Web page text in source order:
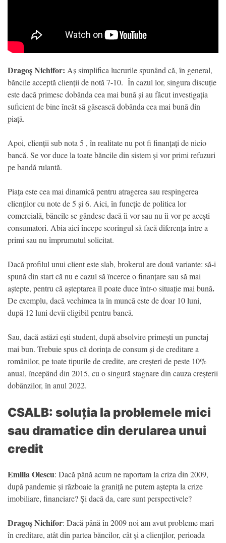
Dragoș Nichifor: Aș simplifica lucrurile spunând că, în general,
băncile acceptă clienții de notă 7-10. În cazul lor, singura discuție
este dacă primesc dobânda cea mai bună și au făcut investigația
suficient de bine încât să găsească dobânda cea mai bună din
piață.
Apoi, clienții sub nota 5 , în realitate nu pot fi finanțați de nicio
bancă. Se vor duce la toate băncile din sistem și vor primi refuzuri
pe bandă rulantă.
Piața este cea mai dinamică pentru atragerea sau respingerea
clienților cu note de 5 și 6. Aici, în funcție de politica lor
comercială, băncile se gândesc dacă îi vor sau nu îi vor pe acești
consumatori. Abia aici începe scoringul să facă diferența între a
primi sau nu împrumutul solicitat.
Dacă profilul unui client este slab, brokerul are două variante: să-i
spună din start că nu e cazul să încerce o finanțare sau să mai
aștepte, pentru că așteptarea îl poate duce într-o situație mai bună.
De exemplu, dacă vechimea ta în muncă este de doar 10 luni,
după 12 luni devii eligibil pentru bancă.
Sau, dacă astăzi ești student, după absolvire primești un punctaj
mai bun. Trebuie spus că dorința de consum și de creditare a
românilor, pe toate tipurile de credite, are creșteri de peste 10%
anual, începând din 2015, cu o singură stagnare din cauza creșterii
dobânzilor, în anul 2022.
CSALB: soluția la problemele mici
sau dramatice din derularea unui
credit
Emilia Olescu: Dacă până acum ne raportam la criza din 2009,
după pandemie și războaie la graniță ne putem aștepta la crize
imobiliare, financiare? Și dacă da, care sunt perspectivele?
Dragoș Nichifor: Dacă până în 2009 noi am avut probleme mari
în creditare, atât din partea băncilor, cât și a clienților, perioada